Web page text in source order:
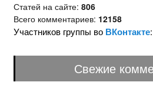
Статей на сайте: 806
Всего комментариев: 12158
Участников группы во ВКонтакте:
Свежие